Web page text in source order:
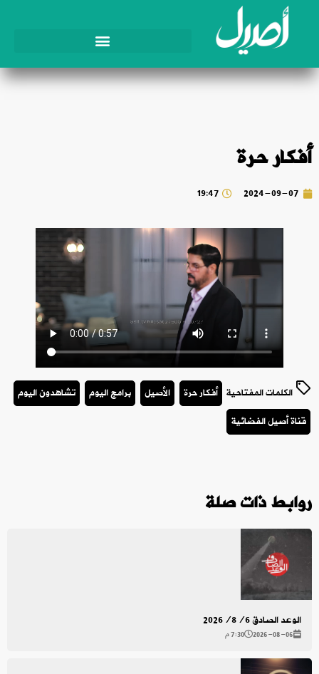
أفكار حرة
2024-09-07
19:47
الكلمات المفتاحية أفكار حرة الأصيل برامج اليوم
تشاهدون اليوم
قناة أصيل الفضائية
روابط ذات صلة
الوعد الصادق 2026/8/6
2026-08-06 7:30 م